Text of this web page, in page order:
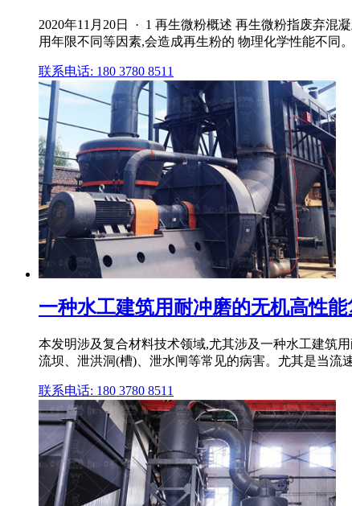
2020年11月20日 · 1 再生微粉概述 再生微粉指废弃混
用年限不同等因素,会造成再生粉的 物理化学性能不同
联系电话: 180 3780 8511
一种水工建筑用耐冲磨的无机高性
本发明涉及复合材料技术领域,尤其涉及一种水工建筑
流坝、泄洪洞(槽)、泄水闸等常见的病害。尤其是当流
联系电话: 180 3780 8511